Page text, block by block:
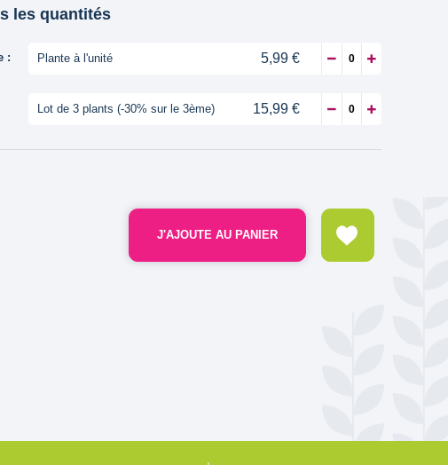
les quantités
: Plante à l'unité 5,99 €
Lot de 3 plants (-30% sur le 3ème) 15,99 €
J'AJOUTE AU PANIER